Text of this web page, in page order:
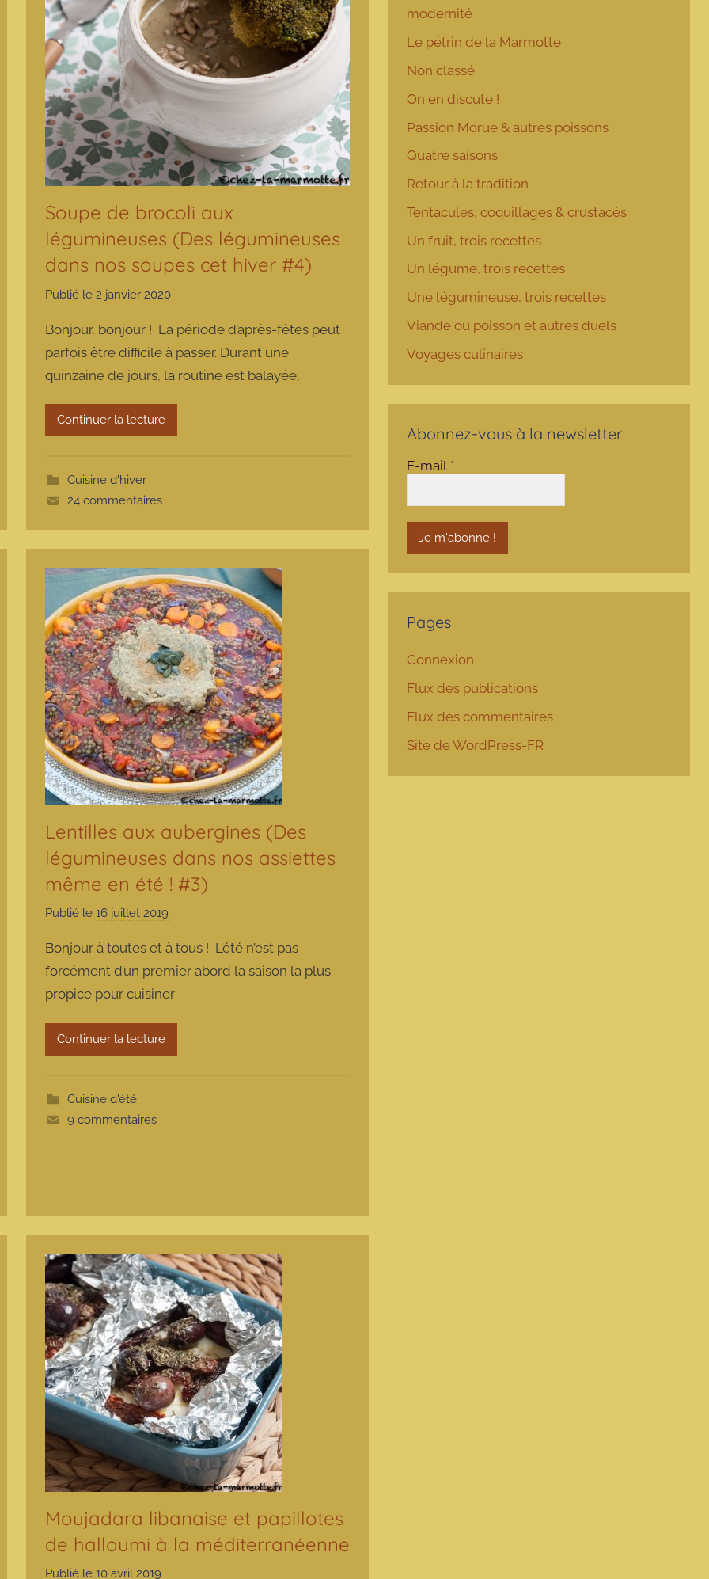
Soupe de brocoli aux
légumineuses (Des légumineuses
dans nos soupes cet hiver #4)
Publié le2 janvier 2020
r
m
a
o
Bonjour, bonjour ! La période d’après-fêtes peut
parfois être difficile à passer. Durant une
quinzaine de jours, la routine est balayée,
Continuer la lecture
Cuisine d'hiver
24 commentaires
Lentilles aux aubergines (Des
légumineuses dans nos assiettes
même en été ! #3)
Publié le16 juillet 2019
r
m
a
o
Bonjour à toutes et à tous ! L’été n’est pas
forcément d’un premier abord la saison la plus
propice pour cuisiner
Continuer la lecture
Cuisine d'été
9 commentaires
Moujadara libanaise et papillotes
de halloumi à la méditerranéenne
Publié le10 avril 2019
modernité
Le pétrin de la Marmotte
Non classé
On en discute !
Passion Morue & autres poissons
Quatre saisons
Retour à la tradition
Tentacules, coquillages & crustacés
Un fruit, trois recettes
Un légume, trois recettes
Une légumineuse, trois recettes
Viande ou poisson et autres duels
Voyages culinaires
Abonnez-vous à la newsletter
E-mail *
Pages
Connexion
Flux des publications
Flux des commentaires
Site de WordPress-FR